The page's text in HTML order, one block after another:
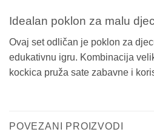
Idealan poklon za malu
Ovaj set odličan je poklon za
edukativnu igru. Kombinacija
kockica pruža sate zabavne i
POVEZANI PROIZVODI